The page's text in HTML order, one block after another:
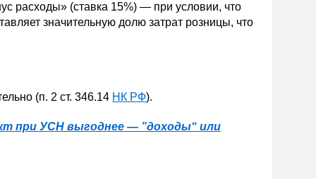
расходы» (ставка 15%) — при условии, что
значительную долю затрат розницы, что
(п. 2 ст. 346.14 НК РФ).
при УСН выгоднее — ”доходы“ или